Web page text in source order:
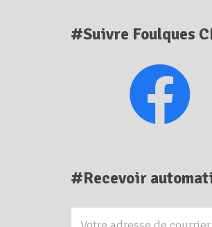
#Suivre Foulques
#Recevoir